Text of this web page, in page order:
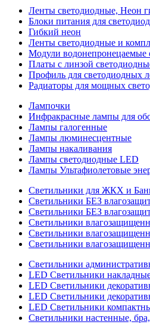
Ленты светодиодные, Неон
Блоки питания для
Гибкий неон
Ленты светодиодные и
Модули водонепронецаемые
Платы с линзой
Профиль для светодиодных
Радиаторы для мощных
Лампочки
Инфракрасные лампы для
Лампы галогенные
Лампы люминесцентные
Лампы накаливания
Лампы светодиодные LED
Лампы Ультафиолетовые
Светильники для ЖКХ и
Светильники БЕЗ
Светильники БЕЗ
Светильники
Светильники
Светильники
Светильники
LED Cветильники
LED Светильники
LED Светильники
LED Светильники
Светильники настенные,